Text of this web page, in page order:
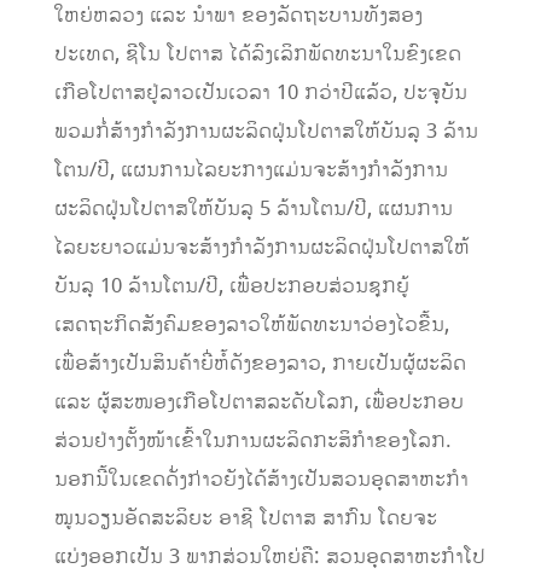
ໃຫຍ່ຫລວງ ແລະ ນໍາພາ ຂອງລັດຖະບານທັງສອງ
ປະເທດ, ຊີໂນ ໂປຕາສ ໄດ້ລົງເລິກພັດທະນາໃນຂົງເຂດ
ເກືອໂປຕາສຢູ່ລາວເປັນເວລາ 10 ກວ່າປີແລ້ວ, ປະຈຸບັນ
ພວມກໍ່ສ້າງກໍາລັງການຜະລິດຝຸ່ນໂປຕາສໃຫ້ບັນລຸ 3 ລ້ານ
ໂຕນ/ປີ, ແຜນການໄລຍະກາງແມ່ນຈະສ້າງກໍາລັງການ
ຜະລິດຝຸ່ນໂປຕາສໃຫ້ບັນລຸ 5 ລ້ານໂຕນ/ປີ, ແຜນການ
ໄລຍະຍາວແມ່ນຈະສ້າງກໍາລັງການຜະລິດຝຸ່ນໂປຕາສໃຫ້
ບັນລຸ 10 ລ້ານໂຕນ/ປີ, ເພື່ອປະກອບສ່ວນຊຸກຍູ້
ເສດຖະກິດສັງຄົມຂອງລາວໃຫ້ພັດທະນາວ່ອງໄວຂື້ນ,
ເພື່ອສ້າງເປັນສິນຄ້າຍີ່ຫໍ້ດັງຂອງລາວ, ກາຍເປັນຜູ້ຜະລິດ
ແລະ ຜູ້ສະໜອງເກືອໂປຕາສລະດັບໂລກ, ເພື່ອປະກອບ
ສ່ວນຢ່າງຕັ້ງໜ້າເຂົ້າໃນການຜະລິດກະສິກໍາຂອງໂລກ.
ນອກນີ້ໃນເຂດດັ່ງກ່າວຍັງໄດ້ສ້າງເປັນສວນອຸດສາຫະກຳ
ໝູນວຽນອັດສະລິຍະ ອາຊີ ໂປຕາສ ສາກົນ ໂດຍຈະ
ແບ່ງອອກເປັນ 3 ພາກສ່ວນໃຫຍ່ຄື: ສວນອຸດສາຫະກໍາໂປ